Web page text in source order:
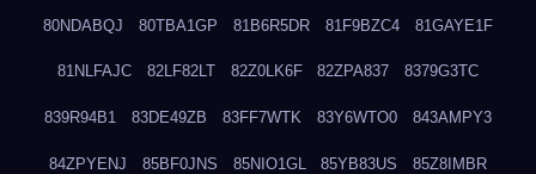
80NDABQJ 80TBA1GP 81B6R5DR 81F9BZC4 81GAYE1F
81NLFAJC 82LF82LT 82Z0LK6F 82ZPA837 8379G3TC
839R94B1 83DE49ZB 83FF7WTK 83Y6WTO0 843AMPY3
84ZPYENJ 85BF0JNS 85NIO1GL 85YB83US 85Z8IMBR